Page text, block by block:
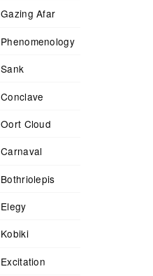
Gazing Afar
Phenomenology
Sank
Conclave
Oort Cloud
Carnaval
Bothriolepis
Elegy
Kobiki
Excitation